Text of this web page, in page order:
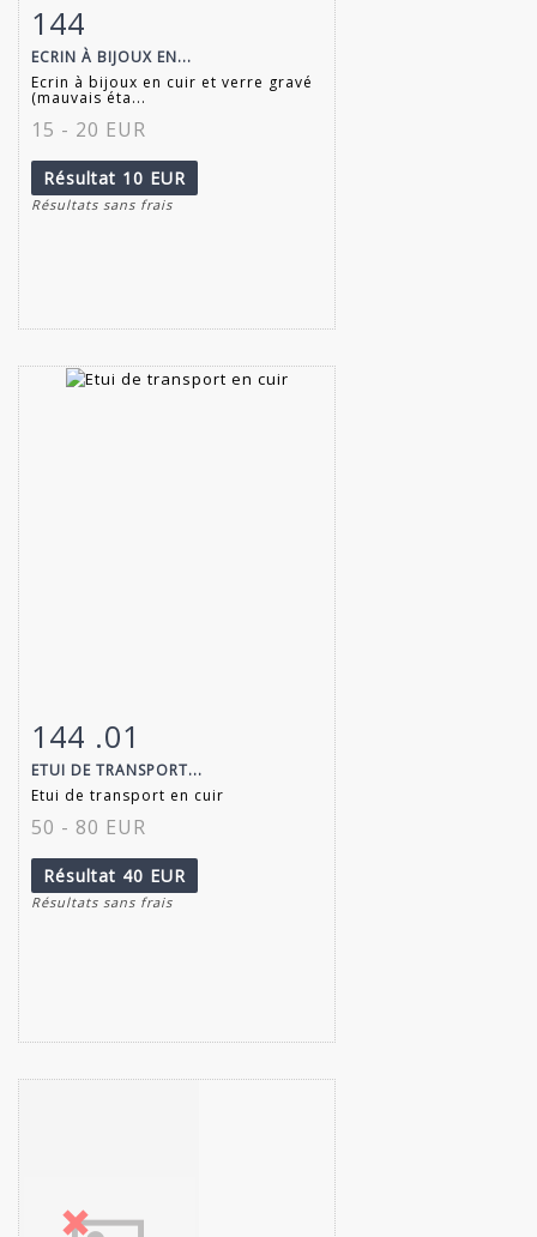
Fiche détaillée
144
ECRIN À BIJOUX EN...
Ecrin à bijoux en cuir et verre gravé
(mauvais éta...
15 - 20 EUR
Résultat 10 EUR
Résultats sans frais
Fiche détaillée
144 .01
ETUI DE TRANSPORT...
Etui de transport en cuir
50 - 80 EUR
Résultat 40 EUR
Résultats sans frais